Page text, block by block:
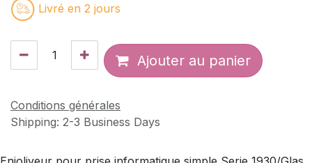
Livré en 2 jours
Ajouter au panier
Conditions générales
Shipping: 2-3 Business Days